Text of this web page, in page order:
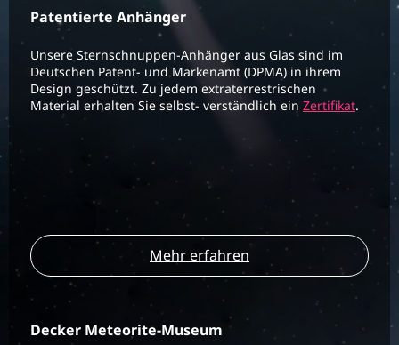
Patentierte Anhänger
Unsere Sternschnuppen-Anhänger aus Glas sind im
Deutschen Patent- und Markenamt (DPMA) in ihrem
Design geschützt. Zu jedem extraterrestrischen
Material erhalten Sie selbst- verständlich ein Zertifikat.
Mehr erfahren
Decker Meteorite-Museum